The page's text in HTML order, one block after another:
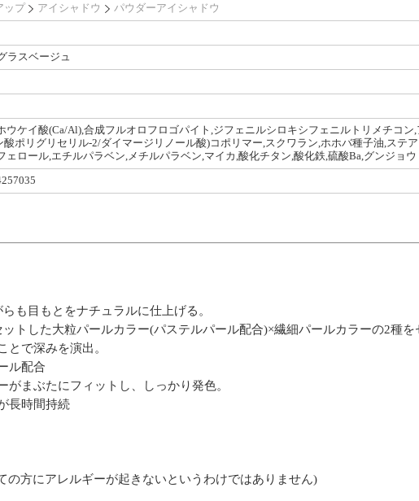
ップ アイシャドウ
パウダーアイシャドウ
ラスベージュ
ウケイ酸(Ca/Al),合成フルオロフロゴパイト,ジフェニルシロキシフェニルトリメチコ
酸ポリグリセリル-2/ダイマージリノール酸)コポリマー,スクワラン,ホホバ種子油,ステ
ェロール,エチルパラベン,メチルパラベン,マイカ,酸化チタン,酸化鉄,硫酸Ba,グンジョウ
も目もとをナチュラルに仕上げる。
トした大粒パールカラー(パステルパール配合)×繊細パールカラーの2種を
とで深みを演出。
ル配合
がまぶたにフィットし、しっかり発色。
長時間持続
の方にアレルギーが起きないというわけではありません)